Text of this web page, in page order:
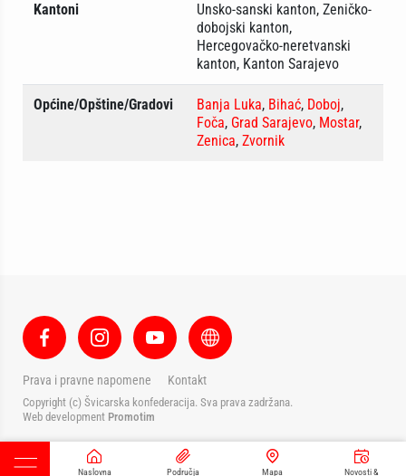
Naslovna Područja Mapa Novosti &
Kantoni
Unsko-sanski kanton, Zeničko-
dobojski kanton,
Hercegovačko-neretvanski
kanton, Kanton Sarajevo
Općine/Opštine/Gradovi Banja Luka, Bihać, Doboj,
Foča, Grad Sarajevo, Mostar,
Zenica, Zvornik
Prava i pravne napomene Kontakt
Copyright (c) Švicarska konfederacija. Sva prava zadržana.
Web development Promotim